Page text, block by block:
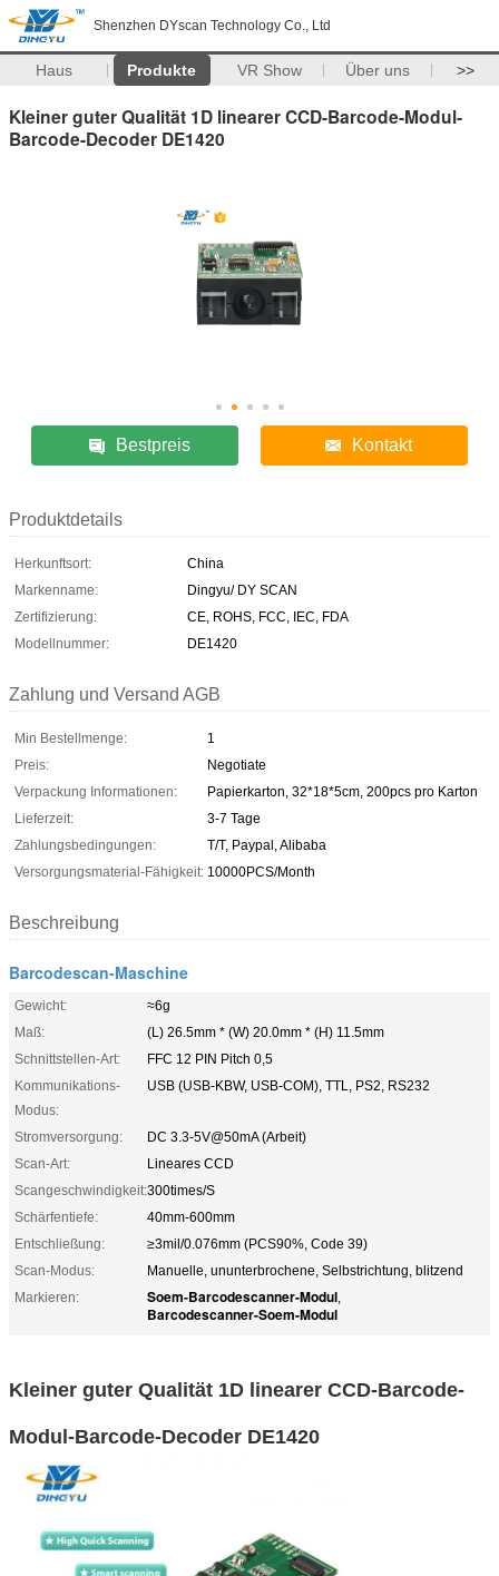
Shenzhen DYscan Technology Co., Ltd
Haus Produkte VR Show Über uns >>
Kleiner guter Qualität 1D linearer CCD-Barcode-Modul-
Barcode-Decoder DE1420
Bestpreis Kontakt
Produktdetails
Herkunftsort:
China
Markenname:
Dingyu/ DY SCAN
Zertifizierung:
CE, ROHS, FCC, IEC, FDA
Modellnummer:
DE1420
Zahlung und Versand AGB
Min Bestellmenge:
1
Preis:
Negotiate
Verpackung Informationen:
Papierkarton, 32*18*5cm, 200pcs pro Karton
Lieferzeit:
3-7 Tage
Zahlungsbedingungen:
T/T, Paypal, Alibaba
Versorgungsmaterial-Fähigkeit: 10000PCS/Month
Beschreibung
Barcodescan-Maschine
Gewicht:
≈6g
Maß:
(L) 26.5mm * (W) 20.0mm * (H) 11.5mm
Schnittstellen-Art:
FFC 12 PIN Pitch 0,5
Kommunikations-
Modus:
USB (USB-KBW, USB-COM), TTL, PS2, RS232
Stromversorgung:
DC 3.3-5V@50mA (Arbeit)
Scan-Art:
Lineares CCD
Scangeschwindigkeit:300times/S
Schärfentiefe:
40mm-600mm
Entschließung:
≥3mil/0.076mm (PCS90%, Code 39)
Scan-Modus:
Manuelle, ununterbrochene, Selbstrichtung, blitzend
Markieren:
Soem-Barcodescanner-Modul,
Barcodescanner-Soem-Modul
Kleiner guter Qualität 1D linearer CCD-Barcode-
Modul-Barcode-Decoder DE1420